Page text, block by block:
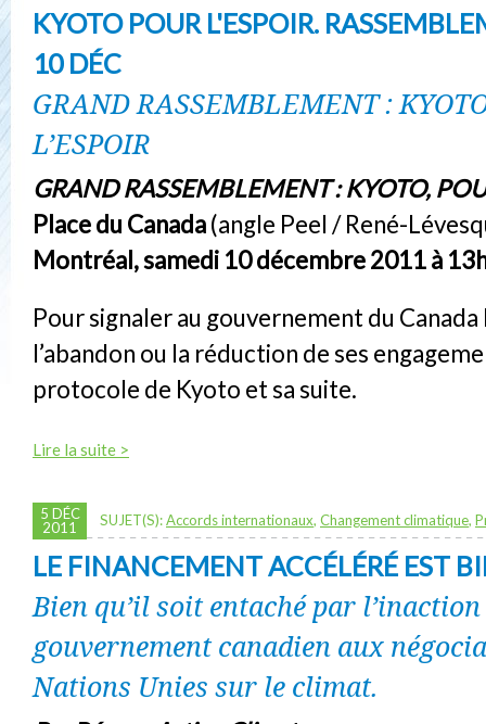
KYOTO POUR L'ESPOIR.
10 DÉC
GRAND RASSEMBLEMENT :
L’ESPOIR
GRAND RASSEMBLEMENT : KYOTO,
Place du Canada(angle Peel / René-
Montréal, samedi 10 décembre 2011 à
Pour signaler au gouvernement du Canada
l’abandon ou la réduction de ses
protocole de Kyoto et sa suite.
Lire la suite >
5 DÉC
2011
SUJET(S):Accords internationaux, Changement climatique,
LE FINANCEMENT ACCÉLÉRÉ EST
Bien qu’il soit entaché par
gouvernement canadien aux
Nations Unies sur le climat.